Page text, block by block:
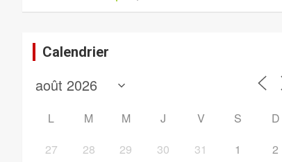
Calendrier
L M M J V S
D
27
28 29 30 31 1 2